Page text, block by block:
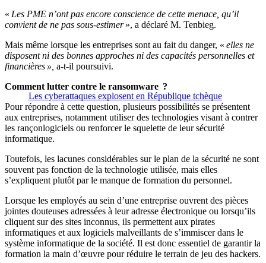
« Les PME n’ont pas encore conscience de cette menace, qu’il
convient de ne pas sous-estimer», a déclaré M. Tenbieg.
Mais même lorsque les entreprises sont au fait du danger, « elles ne
disposent ni des bonnes approches ni des capacités personnelles et
financières », a-t-il poursuivi.
Les cyberattaques explosent en République tchèque
Comment lutter contre le ransomware ?
Pour répondre à cette question, plusieurs possibilités se présentent
aux entreprises, notamment utiliser des technologies visant à contrer
les rançonlogiciels ou renforcer le squelette de leur sécurité
informatique.
Toutefois, les lacunes considérables sur le plan de la sécurité ne sont
souvent pas fonction de la technologie utilisée, mais elles
s’expliquent plutôt par le manque de formation du personnel.
Lorsque les employés au sein d’une entreprise ouvrent des pièces
jointes douteuses adressées à leur adresse électronique ou lorsqu’ils
cliquent sur des sites inconnus, ils permettent aux pirates
informatiques et aux logiciels malveillants de s’immiscer dans le
système informatique de la société. Il est donc essentiel de garantir la
formation la main d’œuvre pour réduire le terrain de jeu des hackers.